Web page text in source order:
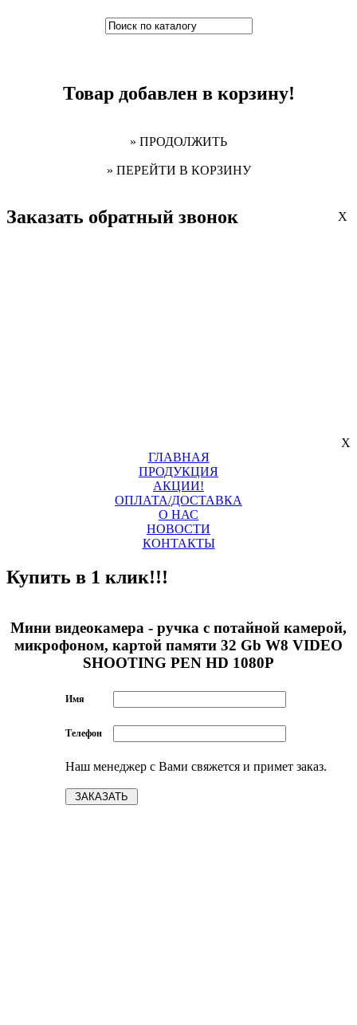
Товар добавлен в корзину!
» ПРОДОЛЖИТЬ
» ПЕРЕЙТИ В КОРЗИНУ
Заказать обратный звонок X
X
ГЛАВНАЯ
ПРОДУКЦИЯ
АКЦИИ!
ОПЛАТА/ДОСТАВКА
О НАС
НОВОСТИ
КОНТАКТЫ
Купить в 1 клик!!!
Мини видеокамера - ручка с потайной камерой,
микрофоном, картой памяти 32 Gb W8 VIDEO
SHOOTING PEN HD 1080P
Имя
Телефон
Наш менеджер с Вами свяжется и примет заказ.